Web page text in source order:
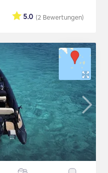
(2 Bewertungen)
5.0